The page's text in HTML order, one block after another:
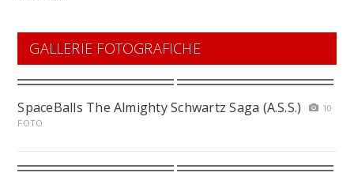
GALLERIE FOTOGRAFICHE
SpaceBalls The Almighty Schwartz Saga (A.S.S.)
10
FOTO